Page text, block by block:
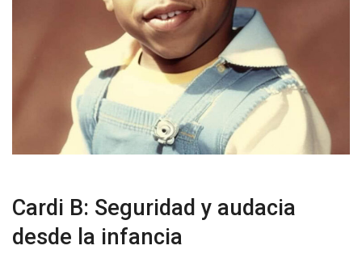
Cardi B: Seguridad y audacia
desde la infancia